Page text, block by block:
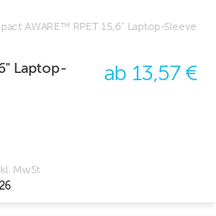
AWARE™ RPET 15,6" Laptop-Sleeve
Laptop-
ab 13,57 €
MwSt